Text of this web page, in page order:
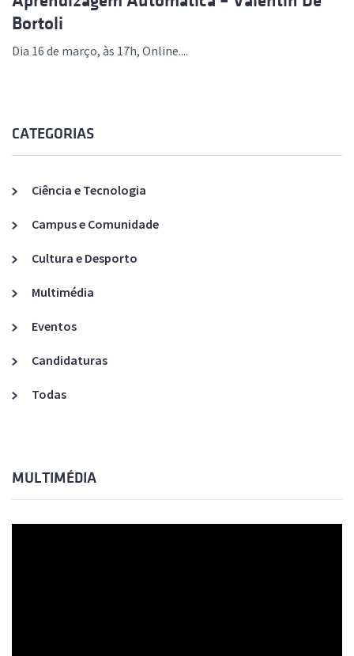
Bortoli
Dia 16 de março, às 17h, Online....
CATEGORIAS
Ciência e Tecnologia
Campus e Comunidade
Cultura e Desporto
Multimédia
Eventos
Candidaturas
Todas
MULTIMÉDIA